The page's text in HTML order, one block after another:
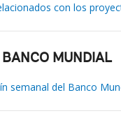
con los
MUNDIAL
semanal del Banco